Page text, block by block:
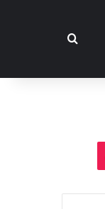
بحث عن